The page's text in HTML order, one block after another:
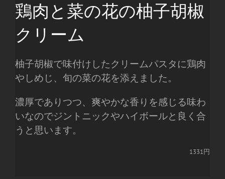
鶏肉と菜の花の柚子胡椒
クリーム
柚子胡椒で味付けしたクリームパスタに鶏肉
やしめじ、旬の菜の花を添えました。
濃厚でありつつ、爽やかな香りを感じる味わ
いなのでジントニックやハイボールと良く合
うと思います。
1331円